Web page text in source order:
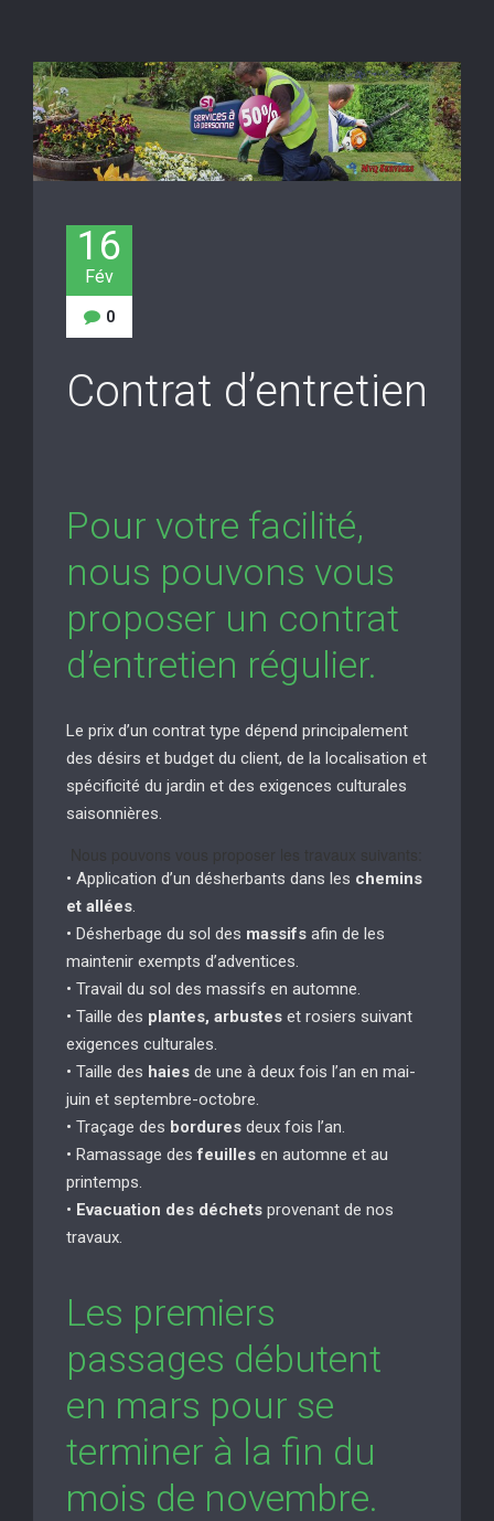
16
Fév
0
Contrat d’entretien
Pour votre facilité,
nous pouvons vous
proposer un contrat
d’entretien régulier.
Le prix d’un contrat type dépend principalement
des désirs et budget du client, de la localisation et
spécificité du jardin et des exigences culturales
saisonnières.
• Application d’un désherbants dans les chemins
et allées
• Désherbage du sol des massifs afin de les
maintenir exempts d’adventices.
• Travail du sol des massifs en automne.
• Taille des plantes, arbustes et rosiers suivant
exigences culturales.
• Taille des haies de une à deux fois l’an en mai-
juin et septembre-octobre.
• Traçage des bordures deux fois l’an.
• Ramassage desfeuilles en automne et au
printemps.
• Evacuation des déchets provenant de nos
travaux.
Les premiers
passages débutent
en mars pour se
terminer à la fin du
mois de novembre.